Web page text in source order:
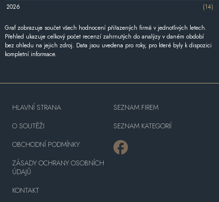
2026
(14)
Graf zobrazuje součet všech hodnocení přiřazených firmě v jednotlivých letech.
Přehled ukazuje celkový počet recenzí zahrnutých do analýzy v daném období
bez ohledu na jejich zdroj. Data jsou uvedena pro roky, pro které byly k dispozici
kompletní informace.
HLAVNÍ STRANA
O SOUTĚŽI
OBCHODNÍ PODMÍNKY
ZÁSADY OCHRANY OSOBNÍCH
ÚDAJŮ
KONTAKT
SEZNAM FIREM
SEZNAM KATEGORIÍ